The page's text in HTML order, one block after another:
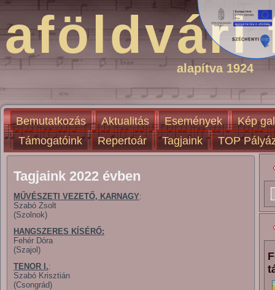
alapítva 1924
Bemutatkozás Aktualitás Események
Kép
Támogatóink
Repertoár Tagjaink TOP
Tagjaink 2022 évben
MŰVÉSZETI VEZETŐ, KARNAGY:
Szabó Zsolt
(Szolnok)
HANGSZERES KÍSÉRŐ:
Fehér Dóra
(Szajol)
TENOR I.:
Szabó Krisztián
(Csongrád)